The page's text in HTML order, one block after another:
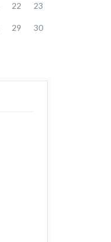
22 23
29 30